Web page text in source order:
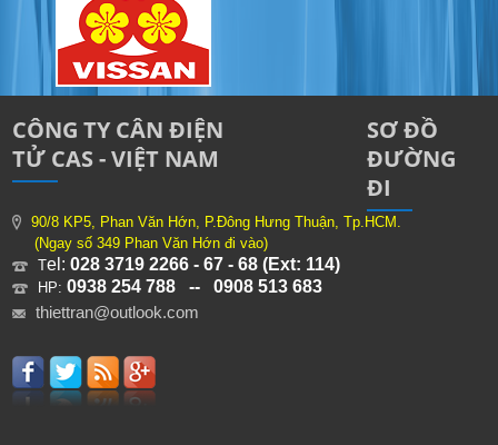
CÔNG TY CÂN ĐIỆN
TỬ CAS - VIỆT NAM
90/8 KP5, Phan Văn Hớn, P.Đông Hưng Thuận, Tp.HCM.
(Ngay số 349 Phan Văn Hớn đi vào)
Tel:028 3719 2266 - 67 - 68 (Ext: 114)
HP:0938 254 788 -- 0908 513 683
thiettran@outlook.com
SƠ ĐỒ
ĐƯỜNG
ĐI